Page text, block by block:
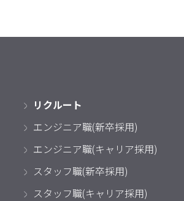
リクルート
エンジニア職(新卒採用)
エンジニア職(キャリア採用)
スタッフ職(新卒採用)
スタッフ職(キャリア採用)